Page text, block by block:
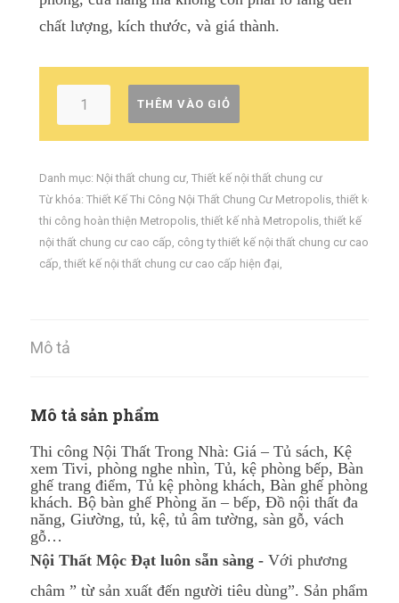
chất lượng, kích thước, và giá thành.
THÊM VÀO GIỎ
Danh mục: Nội thất chung cư, Thiết kế nội thất chung cư
Từ khóa: Thiết Kế Thi Công Nội Thất Chung Cư Metropolis,thiết kế
thi công hoàn thiện Metropolis,thiết kế nhà Metropolis,thiết kế
nội thất chung cư cao cấp, công ty thiết kế nội thất chung cư cao
cấp,thiết kế nội thất chung cư cao cấp hiện đại,
Mô tả
Mô tả sản phẩm
Thi công Nội Thất Trong Nhà: Giá – Tủ sách, Kệ
xem Tivi, phòng nghe nhìn, Tủ, kệ phòng bếp, Bàn
ghế trang điểm, Tủ kệ phòng khách, Bàn ghế phòng
khách. Bộ bàn ghế Phòng ăn – bếp, Đồ nội thất đa
năng, Giường, tủ, kệ, tủ âm tường, sàn gỗ, vách
gỗ…
Nội Thất Mộc Đạt luôn sẵn sàng - Với phương
châm ” từ sản xuất đến người tiêu dùng”. Sản phẩm